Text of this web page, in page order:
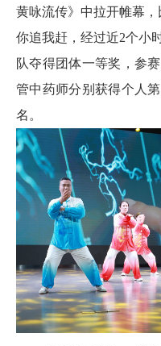
黄咏流传》中拉开帷幕，
你追我赶，经过近2个小
队夺得团体一等奖，参
管中药师分别获得个人
名。